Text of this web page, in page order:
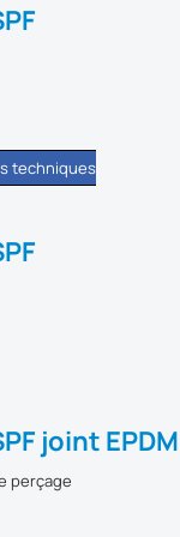
techniques
joint
perçage